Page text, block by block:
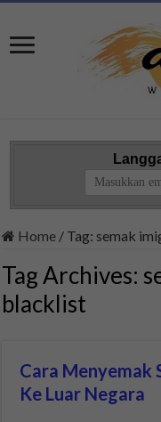
Home / Tag: semak
Tag Archives:
blacklist
Cara Menyemak
Ke Luar Negara